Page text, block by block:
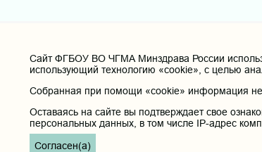
Cайт ФГБОУ ВО ЧГМА Минздрава России
использующий технологию «cookie», с целью
Собранная при помощи «cookie» информация не
Оставаясь на сайте вы подтверждает свое
персональных данных, в том числе IP-адрес
Согласен(а)